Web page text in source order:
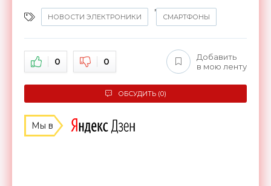
НОВОСТИ ЭЛЕКТРОНИКИ
,
СМАРТФОНЫ
0 0
Добавить
в мою ленту
ОБСУДИТЬ (0)
Мы в